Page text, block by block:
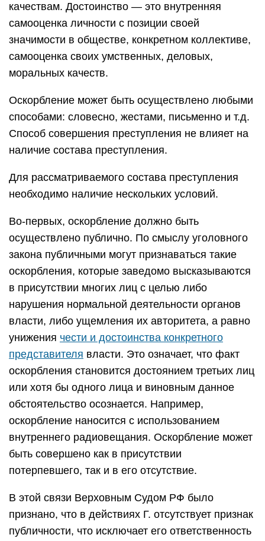
качествам. Достоинство — это внутренняя
самооценка личности с позиции своей
значимости в обществе, конкретном коллективе,
самооценка своих умственных, деловых,
моральных качеств.
Оскорбление может быть осуществлено любыми
способами: словесно, жестами, письменно и т.д.
Способ совершения преступления не влияет на
наличие состава преступления.
Для рассматриваемого состава преступления
необходимо наличие нескольких условий.
Во-первых, оскорбление должно быть
осуществлено публично. По смыслу уголовного
закона публичными могут признаваться такие
оскорбления, которые заведомо высказываются
в присутствии многих лиц с целью либо
нарушения нормальной деятельности органов
власти, либо ущемления их авторитета, а равно
унижения чести и достоинства конкретного
представителя власти. Это означает, что факт
оскорбления становится достоянием третьих лиц
или хотя бы одного лица и виновным данное
обстоятельство осознается. Например,
оскорбление наносится с использованием
внутреннего радиовещания. Оскорбление может
быть совершено как в присутствии
потерпевшего, так и в его отсутствие.
В этой связи Верховным Судом РФ было
признано, что в действиях Г. отсутствует признак
публичности, что исключает его ответственность